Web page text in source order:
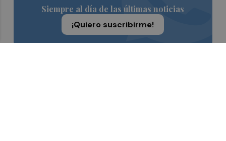
Siempre al día de las últimas noticias
¡Quiero suscribirme!